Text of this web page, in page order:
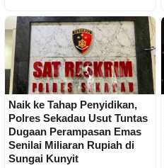
Naik ke Tahap Penyidikan,
Polres Sekadau Usut Tuntas
Dugaan Perampasan Emas
Senilai Miliaran Rupiah di
Sungai Kunyit